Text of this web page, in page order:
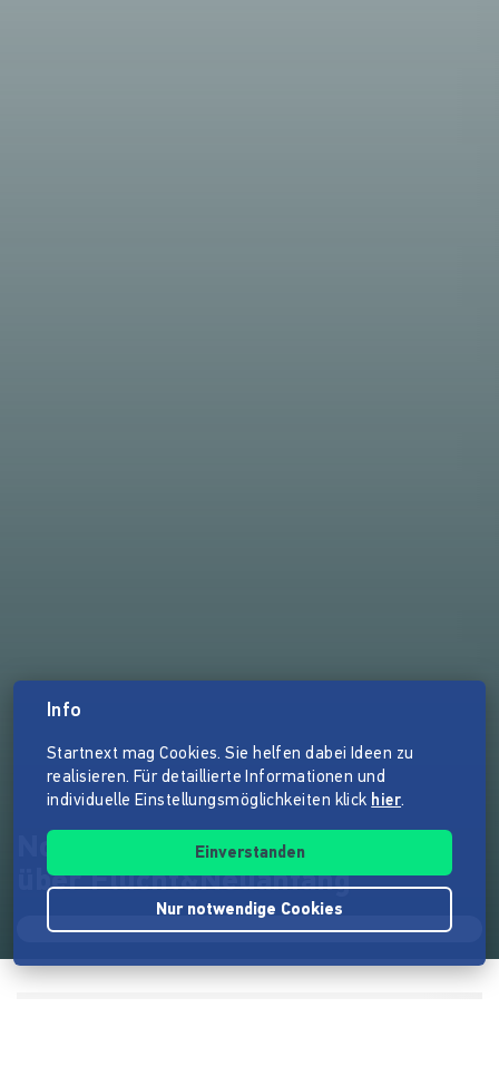
Nora&Beshir - Ein Kinderbuch
über Flucht&Neuanfang
Info
Startnext mag Cookies. Sie helfen dabei Ideen zu
realisieren. Für detaillierte Informationen und
individuelle Einstellungsmöglichkeiten klick hier.
Einverstanden
Nur notwendige Cookies